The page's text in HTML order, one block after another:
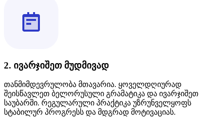
2. ივარჯიშეთ მუდმივად
თანმიმდევრულობა მთავარია. ყოველდღიურად
შეისწავლეთ ბელორუსული გრამატიკა და ივარჯიშეთ
საუბარში. რეგულარული პრაქტიკა უზრუნველყოფს
სტაბილურ პროგრესს და მდგრად მოტივაციას.